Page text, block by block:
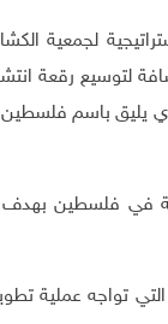
لجمعية
لتوسيع رقعة
يليق باسم
في فلسطين
تواجه عملية